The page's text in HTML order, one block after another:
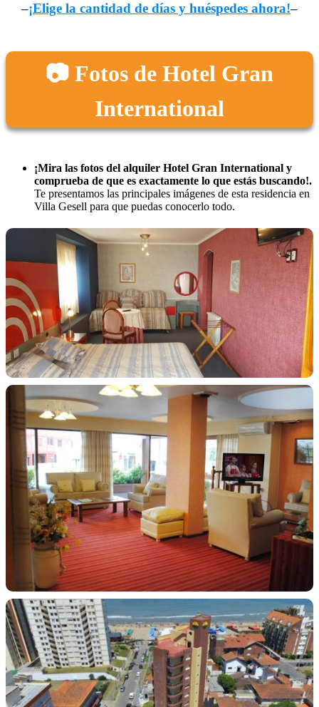
–¡Elige la cantidad de días y huéspedes ahora!–
📷 Fotos de Hotel Gran
International
¡Mira las fotos del alquiler Hotel Gran International y
comprueba de que es exactamente lo que estás buscando!.
Te presentamos las principales imágenes de esta residencia en
Villa Gesell para que puedas conocerlo todo.